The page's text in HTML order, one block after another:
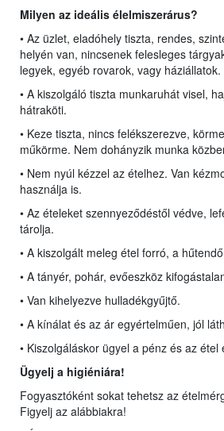
Milyen az ideális élelmiszerárus?
• Az üzlet, eladóhely tiszta, rendes,
helyén van, nincsenek felesleges
legyek, egyéb rovarok, vagy háziállatok.
• A kiszolgáló tiszta munkaruhát visel,
hátraköti.
• Keze tiszta, nincs felékszerezve,
műkörme. Nem dohányzik munka
• Nem nyúl kézzel az ételhez. Van
használja is.
• Az ételeket szennyeződéstől védve,
tárolja.
• A kiszolgált meleg étel forró, a
• A tányér, pohár, evőeszköz
• Van kihelyezve hulladékgyűjtő.
• A kínálat és az ár egyértelműen, jól
• Kiszolgáláskor ügyel a pénz és az
Ügyelj a higiéniára!
Fogyasztóként sokat tehetsz az
Figyelj az alábbiakra!